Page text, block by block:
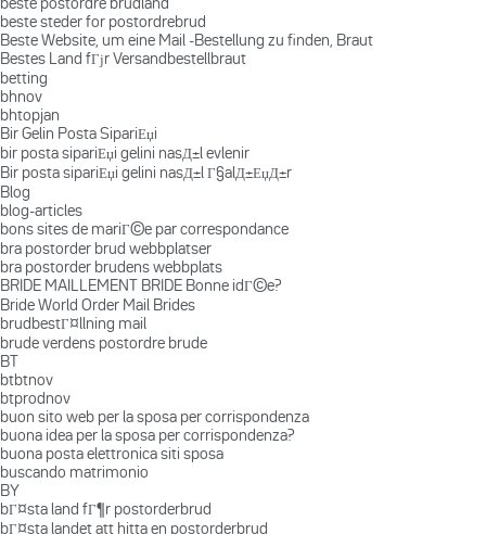
beste steder for postordrebrud
Beste Website, um eine Mail -Bestellung zu finden, Braut
Bestes Land fГјr Versandbestellbraut
betting
bhnov
bhtopjan
Bir Gelin Posta SipariЕџi
bir posta sipariЕџi gelini nasД±l evlenir
Bir posta sipariЕџi gelini nasД±l Г§alД±ЕџД±r
Blog
blog-articles
bons sites de mariГ©e par correspondance
bra postorder brud webbplatser
bra postorder brudens webbplats
BRIDE MAILLEMENT BRIDE Bonne idГ©e?
Bride World Order Mail Brides
brudbestГ¤llning mail
brude verdens postordre brude
BT
btbtnov
btprodnov
buon sito web per la sposa per corrispondenza
buona idea per la sposa per corrispondenza?
buona posta elettronica siti sposa
buscando matrimonio
BY
bГ¤sta land fГ¶r postorderbrud
bГ¤sta landet att hitta en postorderbrud